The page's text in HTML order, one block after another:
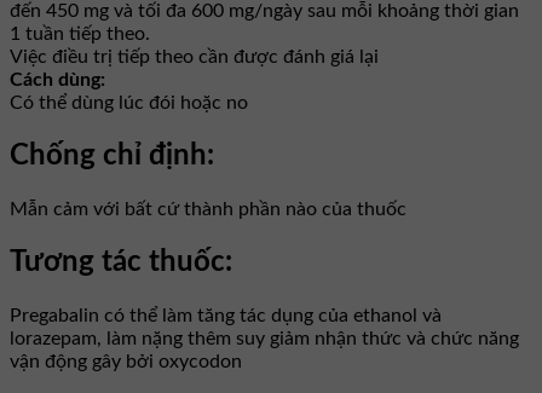
đến 450 mg và tối đa 600 mg/ngày sau mỗi khoảng thời gian
1 tuần tiếp theo.
Việc điều trị tiếp theo cần được đánh giá lại
Cách dùng:
Có thể dùng lúc đói hoặc no
Chống chỉ định:
Mẫn cảm với bất cứ thành phần nào của thuốc
Tương tác thuốc:
Pregabalin có thể làm tăng tác dụng của ethanol và
lorazepam, làm nặng thêm suy giảm nhận thức và chức năng
vận động gây bởi oxycodon